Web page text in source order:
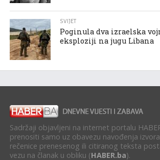
SVIJET
Poginula dva izraelska
eksploziji na jugu Libana
Sadržaji objavljeni na internet portalu
prenositi samo uz obavezu navođenja
rečenice prenesenog ili citiranog teksta
vezu na članak u obliku (HABER.ba).